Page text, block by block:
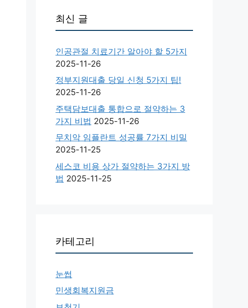
최신 글
인공관절 치료기간 알아야 할 5가지
2025-11-26
정부지원대출 당일 신청 5가지 팁!
2025-11-26
주택담보대출 통합으로 절약하는 3
가지 비법 2025-11-26
무치악 임플란트 성공률 7가지 비밀
2025-11-25
세스코 비용 상가 절약하는 3가지 방
법 2025-11-25
카테고리
눈썹
민생회복지원금